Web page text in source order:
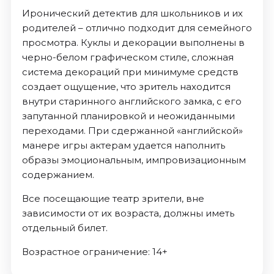
Иронический детектив для школьников и их
родителей – отлично подходит для семейного
просмотра. Куклы и декорации выполнены в
черно-белом графическом стиле, сложная
система декораций при минимуме средств
создает ощущение, что зритель находится
внутри старинного английского замка, с его
запутанной планировкой и неожиданными
переходами. При сдержанной «английской»
манере игры актерам удается наполнить
образы эмоциональным, импровизационным
содержанием.
Все посещающие театр зрители, вне
зависимости от их возраста, должны иметь
отдельный билет.
Возрастное ограничение: 14+